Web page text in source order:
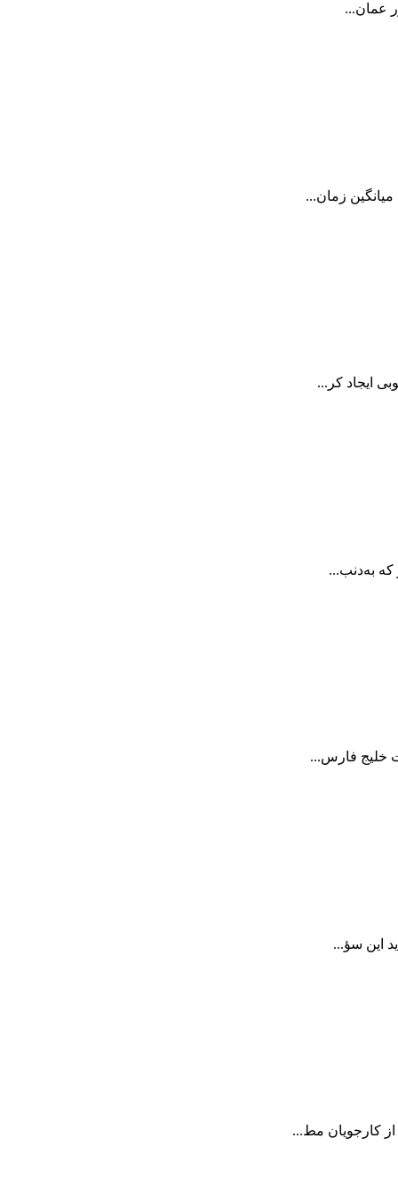
عمان...
زمان...
ایجاد کر...
که به‌دنب...
خلیج فارس...
این سؤ...
کارجویان مط...